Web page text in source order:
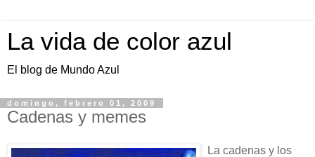
La vida de color azul
El blog de Mundo Azul
domingo, febrero 01, 2009
Cadenas y memes
La cadenas y los